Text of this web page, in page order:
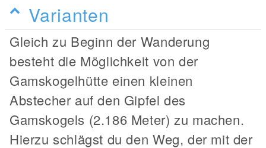
Varianten
Gleich zu Beginn der Wanderung
besteht die Möglichkeit von der
Gamskogelhütte einen kleinen
Abstecher auf den Gipfel des
Gamskogels (2.186 Meter) zu machen.
Hierzu schlägst du den Weg, der mit der